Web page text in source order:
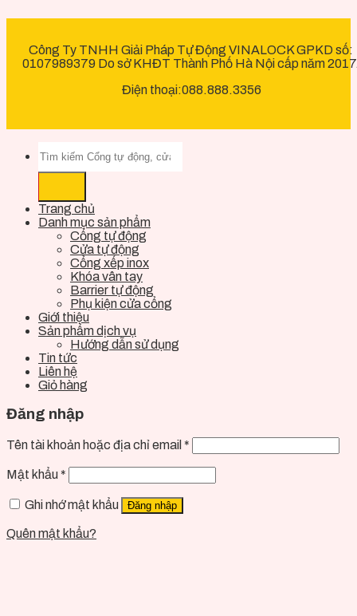
Công Ty TNHH Giải Pháp Tự Động VINALOCK GPKD số:
0107989379 Do sở KHĐT Thành Phố Hà Nội cấp năm
Điện thoại:088.888.3356
Trang chủ
Danh mục sản phẩm
Cổng tự động
Cửa tự động
Cổng xếp inox
Khóa vân tay
Barrier tự động
Phụ kiện cửa cổng
Giới thiệu
Sản phẩm dịch vụ
Hướng dẫn sử dụng
Tin tức
Liên hệ
Giỏ hàng
Đăng nhập
Tên tài khoản hoặc địa chỉ email *
Mật khẩu *
Ghi nhớ mật khẩu Đăng nhập
Quên mật khẩu?